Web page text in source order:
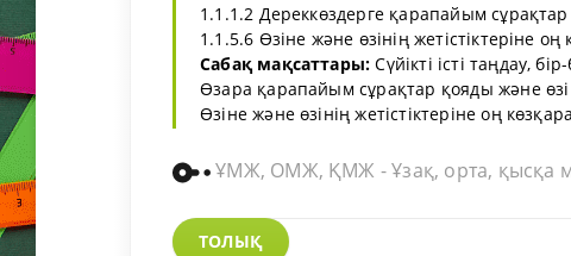
1.1.1.2 Дереккөздерге қарапайым сұрақтар
1.1.5.6 Өзіне және өзінің жетістіктеріне
Сабақ мақсаттары: Сүйікті істі таңдау,
Өзара қарапайым сұрақтар қояды және өзі
Өзіне және өзінің жетістіктеріне оң
ҰМЖ, ОМЖ, ҚМЖ - Ұзақ, орта, қысқа
ТОЛЫҚ